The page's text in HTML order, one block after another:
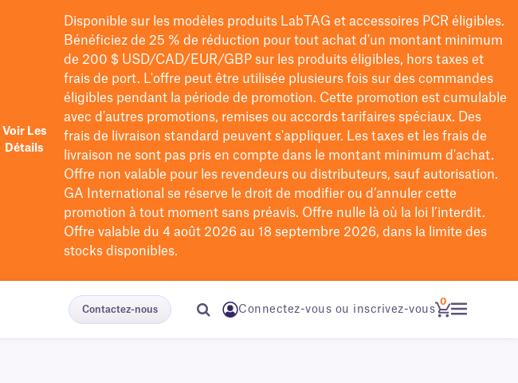
Voir Les
Détails
Disponible sur les modèles produits LabTAG et accessoires PCR éligibles.
Bénéficiez de 25 % de réduction pour tout achat d'un montant minimum
de 200 $USD/CAD/EUR/GBPsur les produits éligibles, hors taxes et
frais de port. L'offre peut être utilisée plusieurs fois sur des commandes
éligibles pendant la période de promotion. Cette promotion est cumulable
avec d'autres promotions, remises ou accords tarifaires spéciaux. Des
frais de livraison standard peuvent s'appliquer. Les taxes et les frais de
livraison ne sont pas pris en compte dans le montant minimum d'achat.
Offre non valable pour les revendeurs ou distributeurs, sauf autorisation.
GA International se réserve le droit de modifierou d’annuler cette
promotion à tout moment sans préavis. Offre nulle là où la loi l’interdit.
Offre valable du 4 août 2026 au 18 septembre 2026, dans la limite des
stocks disponibles.
Contactez-nous Connectez-vous ou inscrivez-vous
0